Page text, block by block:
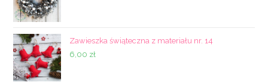
Zawieszka świąteczna z materiału nr. 14
6,00 zł